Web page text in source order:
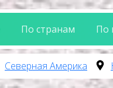
По странам По
Северная Америка